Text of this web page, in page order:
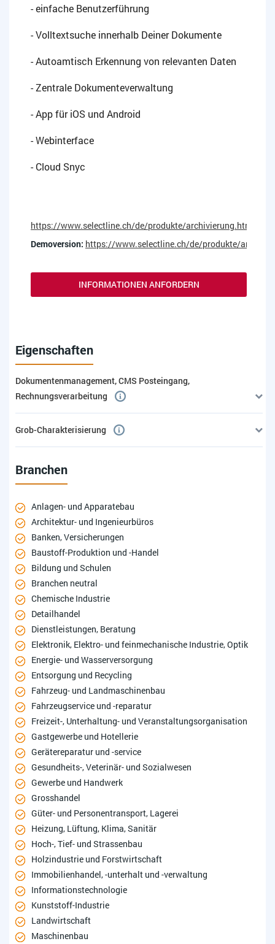
- einfache Benutzerführung
- Volltextsuche innerhalb Deiner Dokumente
- Autoamtisch Erkennung von relevanten Daten
- Zentrale Dokumenteverwaltung
- App für iOS und Android
- Webinterface
- Cloud Snyc
https://www.selectline.ch/de/produkte/archivierung.html
Demoversion: https://www.selectline.ch/de/produkte/
INFORMATIONEN ANFORDERN
Eigenschaften
Dokumentenmanagement, CMS Posteingang,
Rechnungsverarbeitung
Grob-Charakterisierung
Branchen
Anlagen- und Apparatebau
Architektur- und Ingenieurbüros
Banken, Versicherungen
Baustoff-Produktion und -Handel
Bildung und Schulen
Branchen neutral
Chemische Industrie
Detailhandel
Dienstleistungen, Beratung
Elektronik, Elektro- und feinmechanische Industrie, Optik
Energie- und Wasserversorgung
Entsorgung und Recycling
Fahrzeug- und Landmaschinenbau
Fahrzeugservice und -reparatur
Freizeit-, Unterhaltung- und Veranstaltungsorganisation
Gastgewerbe und Hotellerie
Gerätereparatur und -service
Gesundheits-, Veterinär- und Sozialwesen
Gewerbe und Handwerk
Grosshandel
Güter- und Personentransport, Lagerei
Heizung, Lüftung, Klima, Sanitär
Hoch-, Tief- und Strassenbau
Holzindustrie und Forstwirtschaft
Immobilienhandel, -unterhalt und -verwaltung
Informationstechnologie
Kunststoff-Industrie
Landwirtschaft
Maschinenbau